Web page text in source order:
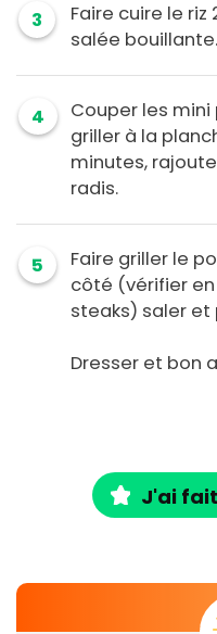
3
Faire cuire le
salée bouillante.
4
Couper les
griller à la
minutes,
radis.
5
Faire griller le
côté (vérifier
steaks) saler et
Dresser et bon
J'ai